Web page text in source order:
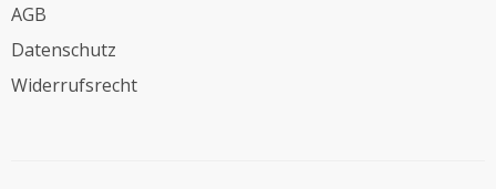
AGB
Datenschutz
Widerrufsrecht